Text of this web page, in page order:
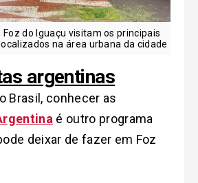
do Iguaçu visitam os principais
na área urbana da cidade
argentinas
Brasil, conhecer as
é outro programa
deixar de fazer em Foz